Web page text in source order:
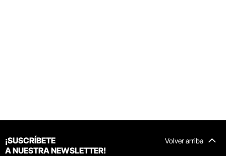
Volver arriba
¡SUSCRÍBETE
A NUESTRA NEWSLETTER!